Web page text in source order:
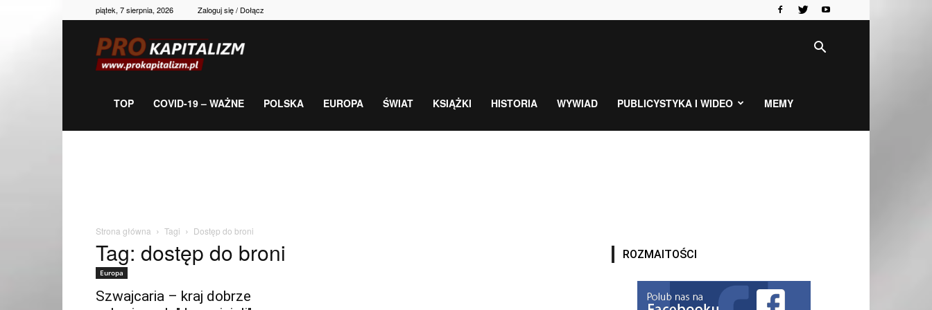
piątek, 7 sierpnia, 2026 Zaloguj się / Dołącz
gospodarka,
TOP COVID-19 – WAŻNE POLSKA EUROPA ŚWIAT KSIĄŻKI HISTORIA WYWIAD PUBLICYSTYKA I WIDEO MEMY
Strona główna Tagi Dostęp do broni
Tag: dostęp do broni
Europa
Szwajcaria – kraj dobrze
ROZMAITOŚCI